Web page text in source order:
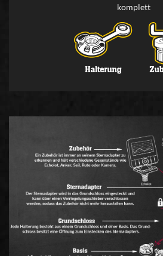
komplett